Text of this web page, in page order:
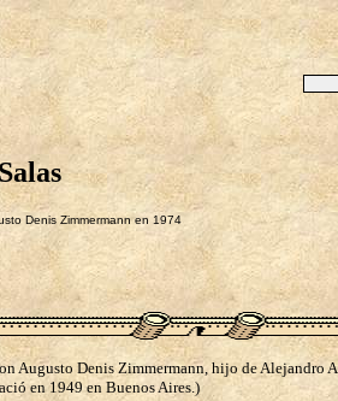
Denis Zimmermann en 1974
Augusto Denis Zimmermann, hijo de
en 1949 en Buenos Aires.)